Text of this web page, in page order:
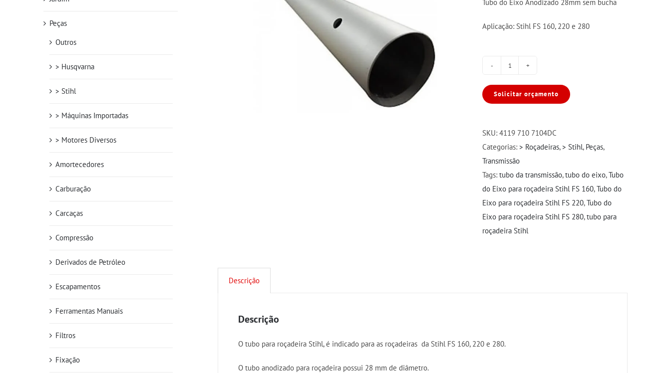
Tubo do Eixo Anodizado 28mm sem bucha
Aplicação: Stihl FS 160, 220 e 280
do
eixo
Solicitar orçamento
SKU:4119 710 7104DC
Categorias:> Roçadeiras,> Stihl, Peças,
Transmissão
Tags:tubo da transmissão,tubo do eixo,Tubo
do Eixo para roçadeira Stihl FS 160,Tubo do
Eixo para roçadeira Stihl FS 220,Tubo do
Eixo para roçadeira Stihl FS 280,tubo para
roçadeira Stihl
Descrição
Descrição
O tubo para roçadeira Stihl, é indicado para as roçadeiras da Stihl FS 160, 220 e 280.
O tubo anodizado para roçadeira possui 28 mm de diâmetro.
Peças
Outros
> Husqvarna
> Stihl
> Máquinas Importadas
> Motores Diversos
Amortecedores
Carburação
Carcaças
Compressão
Derivados de Petróleo
Escapamentos
Ferramentas Manuais
Filtros
Fixação